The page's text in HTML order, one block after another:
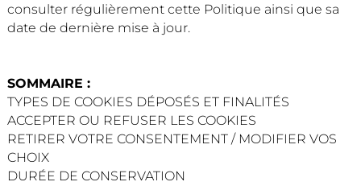
consulter régulièrement cette Politique ainsi que sa
date de dernière mise à jour.
SOMMAIRE :
TYPES DE COOKIES DÉPOSÉS ET FINALITÉS
ACCEPTER OU REFUSER LES COOKIES
RETIRER VOTRE CONSENTEMENT / MODIFIER VOS
CHOIX
DURÉE DE CONSERVATION